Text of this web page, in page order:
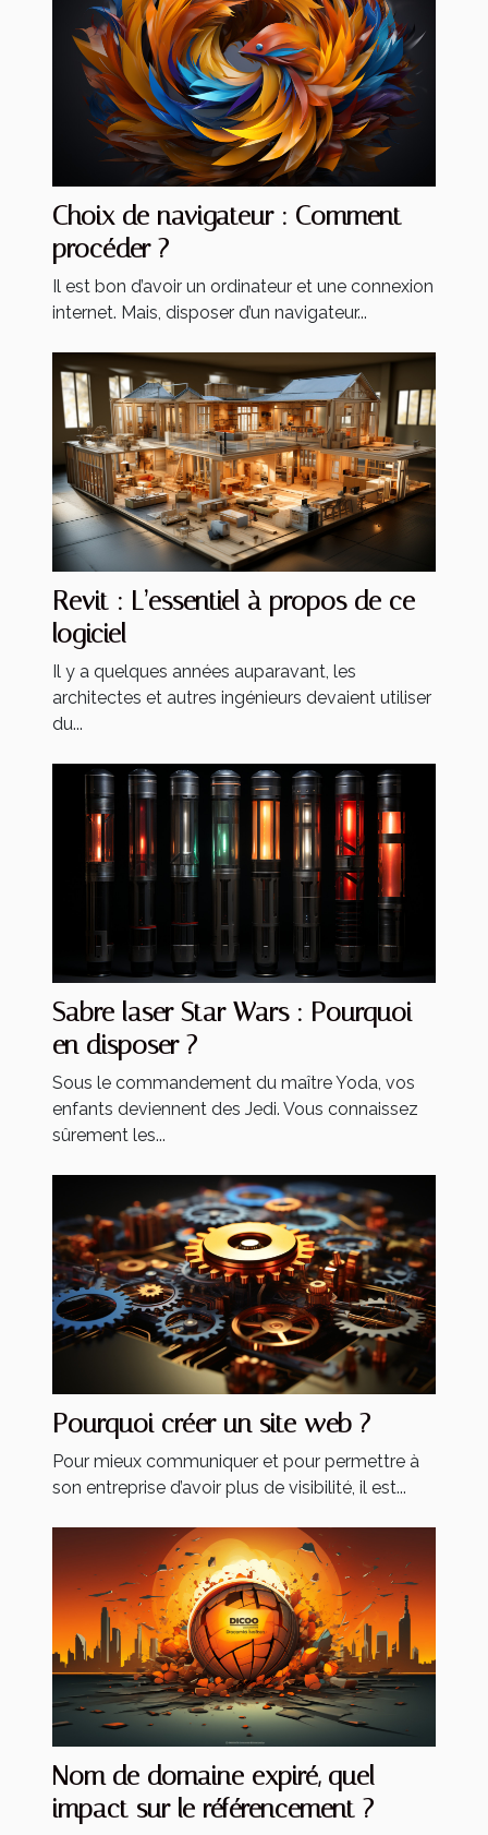
Choix de navigateur : Comment
procéder ?
Il est bon d’avoir un ordinateur et une connexion
internet. Mais, disposer d’un navigateur...
Revit : L’essentiel à propos de ce
logiciel
Il y a quelques années auparavant, les
architectes et autres ingénieurs devaient utiliser
du...
Sabre laser Star Wars : Pourquoi
en disposer ?
Sous le commandement du maître Yoda, vos
enfants deviennent des Jedi. Vous connaissez
sûrement les...
Pourquoi créer un site web ?
Pour mieux communiquer et pour permettre à
son entreprise d’avoir plus de visibilité, il est...
Nom de domaine expiré, quel
impact sur le référencement ?